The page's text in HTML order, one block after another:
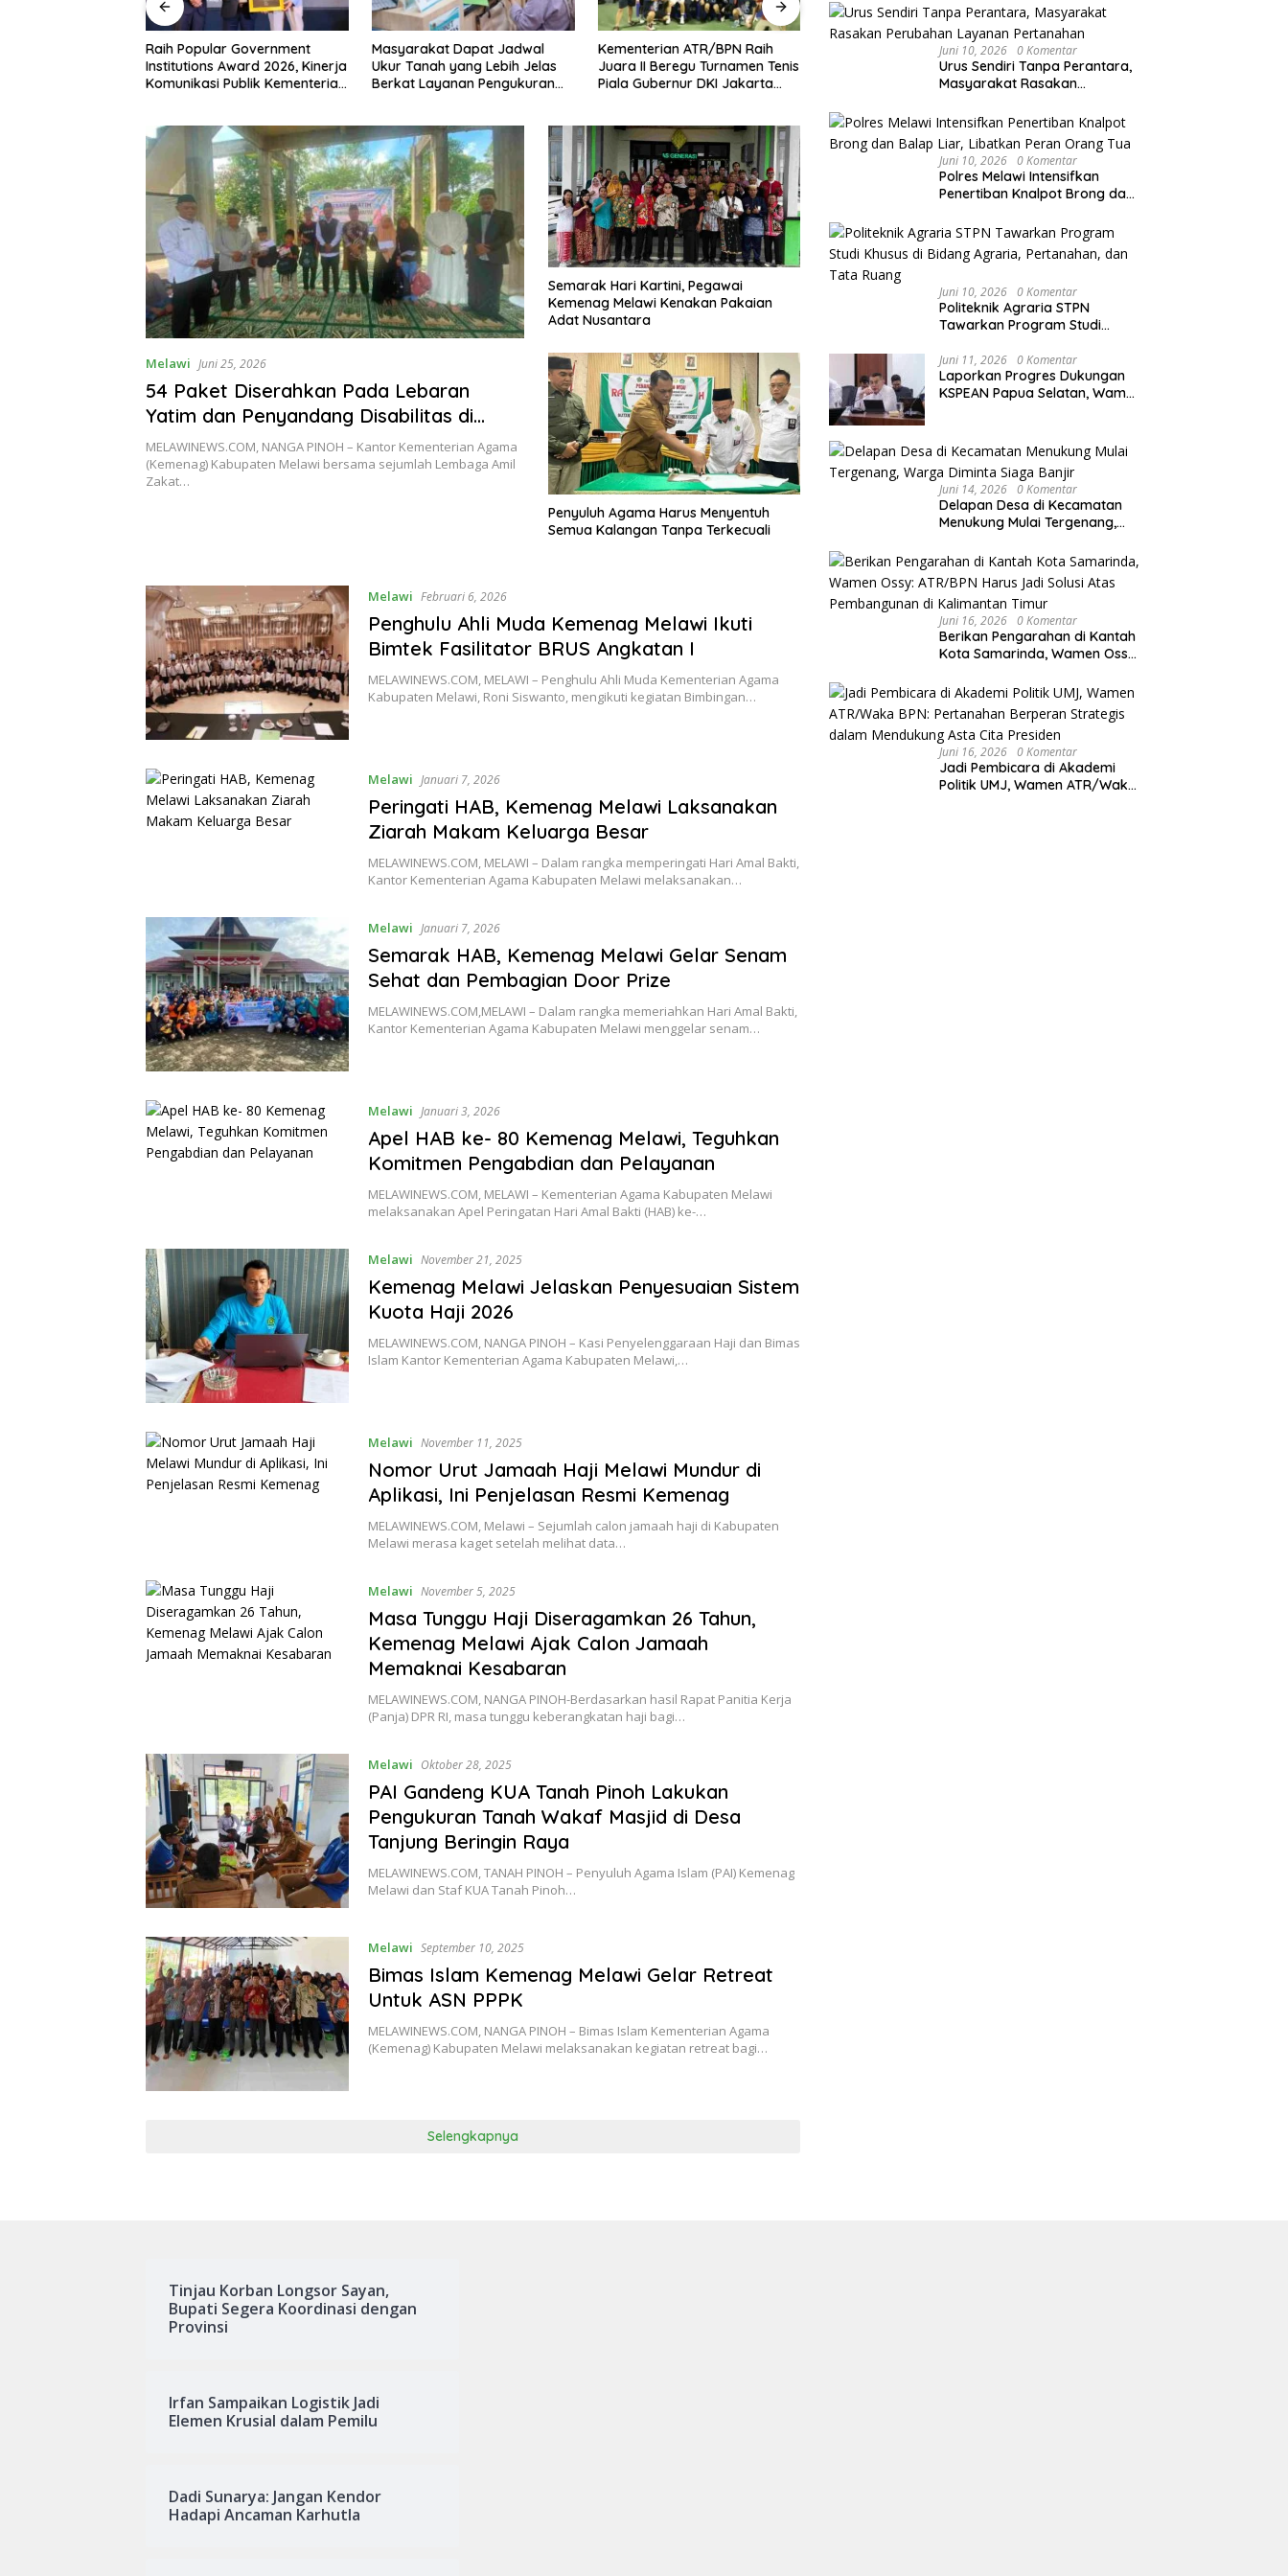
Masyarakat Dapat Jadwal
Ukur Tanah yang Lebih Jelas
Berkat Layanan Pengukuran
Kementerian ATR/BPN Raih
Juara II Beregu Turnamen Tenis
Piala Gubernur DKI Jakarta
Melawi Naik ke Peringkat 10
Sementara MTQ XXXIV Kalbar
2026, Persaingan Masih
Kapolres Melawi AKBP
Askhabul Kahfi Soroti Tujuh
Melawi Ukir Prestasi di MTQ
XXXIV Kalbar, Dua Peserta
Karya Tulis Ilmiah Melaju ke
Melawi Juni 25, 2026
54 Paket Diserahkan Pada Lebaran
Yatim dan Penyandang Disabilitas di
Desa Tanjung Tengang
MELAWINEWS.COM, NANGA PINOH – Kantor Kementerian Agama
(Kemenag) Kabupaten Melawi bersama sejumlah Lembaga Amil
Zakat…
Semarak Hari Kartini, Pegawai
Kemenag Melawi Kenakan Pakaian
Adat Nusantara
Penyuluh Agama Harus Menyentuh
Semua Kalangan Tanpa Terkecuali
Melawi Februari 6, 2026
Penghulu Ahli Muda Kemenag Melawi Ikuti
Bimtek Fasilitator BRUS Angkatan I
MELAWINEWS.COM, MELAWI – Penghulu Ahli Muda Kementerian Agama
Kabupaten Melawi, Roni Siswanto, mengikuti kegiatan Bimbingan…
Melawi Januari 7, 2026
Peringati HAB, Kemenag Melawi Laksanakan
Ziarah Makam Keluarga Besar
MELAWINEWS.COM, MELAWI – Dalam rangka memperingati Hari Amal Bakti,
Kantor Kementerian Agama Kabupaten Melawi melaksanakan…
Melawi Januari 7, 2026
Semarak HAB, Kemenag Melawi Gelar Senam
Sehat dan Pembagian Door Prize
MELAWINEWS.COM,MELAWI – Dalam rangka memeriahkan Hari Amal Bakti,
Kantor Kementerian Agama Kabupaten Melawi menggelar senam…
Melawi Januari 3, 2026
Apel HAB ke- 80 Kemenag Melawi, Teguhkan
Komitmen Pengabdian dan Pelayanan
MELAWINEWS.COM, MELAWI – Kementerian Agama Kabupaten Melawi
melaksanakan Apel Peringatan Hari Amal Bakti (HAB) ke-…
Melawi November 21, 2025
Kemenag Melawi Jelaskan Penyesuaian Sistem
Kuota Haji 2026
MELAWINEWS.COM, NANGA PINOH – Kasi Penyelenggaraan Haji dan Bimas
Islam Kantor Kementerian Agama Kabupaten Melawi,…
Melawi November 11, 2025
Nomor Urut Jamaah Haji Melawi Mundur di
Aplikasi, Ini Penjelasan Resmi Kemenag
MELAWINEWS.COM, Melawi – Sejumlah calon jamaah haji di Kabupaten
Melawi merasa kaget setelah melihat data…
Melawi November 5, 2025
Masa Tunggu Haji Diseragamkan 26 Tahun,
Kemenag Melawi Ajak Calon Jamaah
Memaknai Kesabaran
MELAWINEWS.COM, NANGA PINOH-Berdasarkan hasil Rapat Panitia Kerja
(Panja) DPR RI, masa tunggu keberangkatan haji bagi…
Melawi Oktober 28, 2025
PAI Gandeng KUA Tanah Pinoh Lakukan
Pengukuran Tanah Wakaf Masjid di Desa
Tanjung Beringin Raya
MELAWINEWS.COM, TANAH PINOH – Penyuluh Agama Islam (PAI) Kemenag
Melawi dan Staf KUA Tanah Pinoh…
Melawi September 10, 2025
Bimas Islam Kemenag Melawi Gelar Retreat
Untuk ASN PPPK
MELAWINEWS.COM, NANGA PINOH – Bimas Islam Kementerian Agama
(Kemenag) Kabupaten Melawi melaksanakan kegiatan retreat bagi…
Selengkapnya
Agraria/Pertanahan dan Tata
Ruang
Juni 10, 2026 0 Komentar
Urus Sendiri Tanpa Perantara,
Masyarakat Rasakan
Pertanahan
Juni 10, 2026 0 Komentar
Polres Melawi Intensifkan
Penertiban Knalpot Brong dan
Orang Tua
Juni 10, 2026 0 Komentar
Politeknik Agraria STPN
Tawarkan Program Studi
Pertanahan, dan Tata Ruang
Juni 11, 2026 0 Komentar
Laporkan Progres Dukungan
KSPEAN Papua Selatan, Wamen
Nasional
Juni 14, 2026 0 Komentar
Delapan Desa di Kecamatan
Menukung Mulai Tergenang,
Juni 16, 2026 0 Komentar
Berikan Pengarahan di Kantah
Kota Samarinda, Wamen Ossy:
Atas Pembangunan di
Kalimantan Timur
Juni 16, 2026 0 Komentar
Jadi Pembicara di Akademi
Politik UMJ, Wamen ATR/Waka
Tinjau Korban Longsor Sayan,
Bupati Segera Koordinasi dengan
Provinsi
Irfan Sampaikan Logistik Jadi
Elemen Krusial dalam Pemilu
Dadi Sunarya: Jangan Kendor
Hadapi Ancaman Karhutla